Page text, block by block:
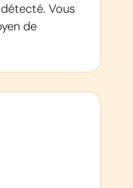
Vous
de